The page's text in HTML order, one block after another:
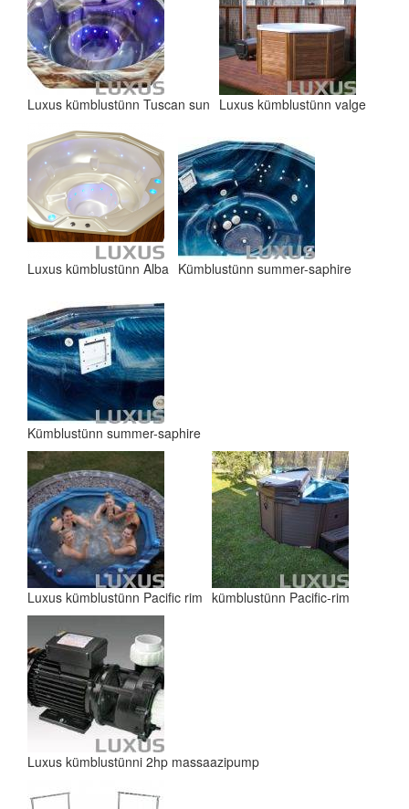
Luxus kümblustünn Tuscan sun Luxus kümblustünn valge
Luxus kümblustünn Alba Kümblustünn summer-saphire
Kümblustünn summer-saphire
Luxus kümblustünn Pacific rim kümblustünn Pacific-rim
Luxus kümblustünni 2hp massaazipump